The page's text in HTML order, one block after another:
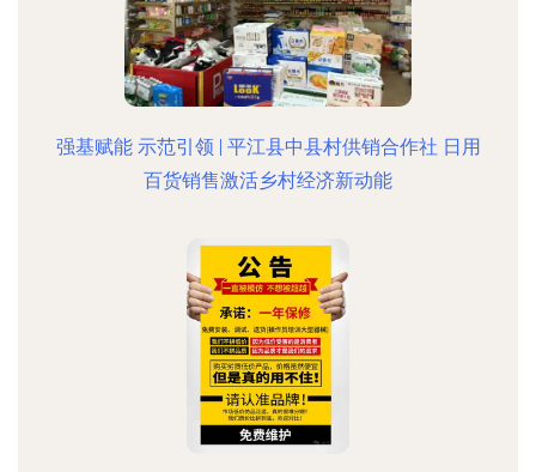
强基赋能 示范引领 | 平江县中县村供销合作社 日用
百货销售激活乡村经济新动能